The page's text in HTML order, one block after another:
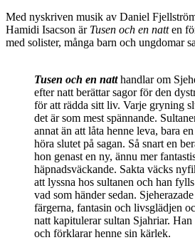
Med nyskriven musik av Daniel
Hamidi Isacson är Tusen och en natten
med solister, många barn och ungdomar
Tusen och en natthandlar om
efter natt berättar sagor för den
för att rädda sitt liv. Varje gryning
det är som mest spännande.
annat än att låta henne leva, bara
höra slutet på sagan. Så snart en
hon genast en ny, ännu mer
häpnadsväckande. Sakta väcks
att lyssna hos sultanen och han
vad som händer sedan.
färgerna, fantasin och livsglädjen
natt kapitulerar sultan Sjahriar.
och förklarar henne sin kärlek.